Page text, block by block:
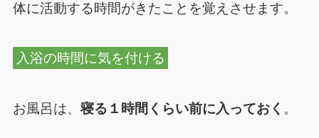
体に活動する時間がきたことを覚えさせます。
入浴の時間に気を付ける
お風呂は、 寝る１時間くらい前に入っておく 。